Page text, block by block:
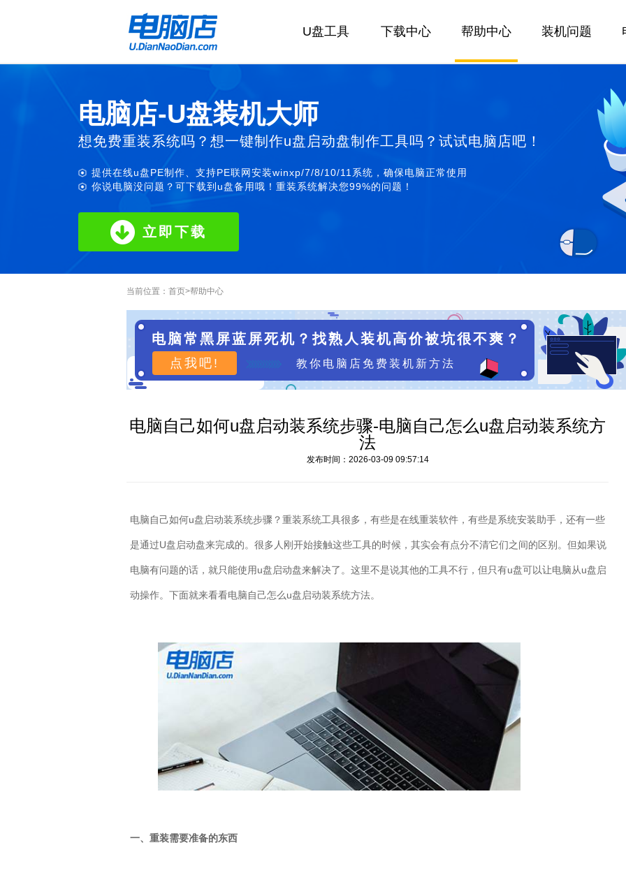
U盘工具 下载中心 帮助中心 装机问题
电脑店-U盘装机大师
想免费重装系统吗？想一键制作u盘启动盘制作工具吗？试试电脑店吧！
提供在线u盘PE制作、支持PE联网安装winxp/7/8/10/11系统，确保电脑正常使用
你说电脑没问题？可下载到u盘备用哦！重装系统解决您99%的问题！
立即下载
当前位置： 首页>帮助中心
电脑常黑屏蓝屏死机？找熟人装机高价被坑很不爽？
点我吧! 教你电脑店免费装机新方法
电脑自己如何u盘启动装系统步骤-电脑自己怎么u盘启动装系统方
法
发布时间：2026-03-09 09:57:14
电脑自己如何u盘启动装系统步骤？重装系统工具很多，有些是在线重装软件，有些是系统安装助手，还有一些
是通过U盘启动盘来完成的。很多人刚开始接触这些工具的时候，其实会有点分不清它们之间的区别。但如果说
电脑有问题的话，就只能使用u盘启动盘来解决了。这里不是说其他的工具不行，但只有u盘可以让电脑从u盘启
动操作。下面就来看看电脑自己怎么u盘启动装系统方法。
一、重装需要准备的东西